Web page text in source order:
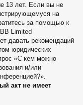
13 лет. Если вы не
на
за помощью к
Limited
давать рекомендаций
юридических
«С кем можно
и/или
акт не имеет